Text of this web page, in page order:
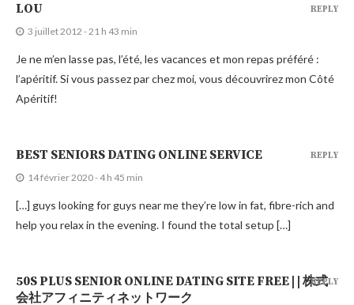
LOU
3 juillet 2012 - 21 h 43 min
Je ne m’en lasse pas, l’été, les vacances et mon repas préféré :
l’apéritif. Si vous passez par chez moi, vous découvrirez mon Côté
Apéritif!
REPLY
BEST SENIORS DATING ONLINE SERVICE
14 février 2020 - 4 h 45 min
[…] guys looking for guys near me they’re low in fat, fibre-rich and
help you relax in the evening. I found the total setup […]
REPLY
50S PLUS SENIOR ONLINE DATING SITE FREE | | 株式
会社アフィニティネットワーク
REPLY